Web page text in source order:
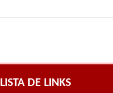
LISTA DE LINKS